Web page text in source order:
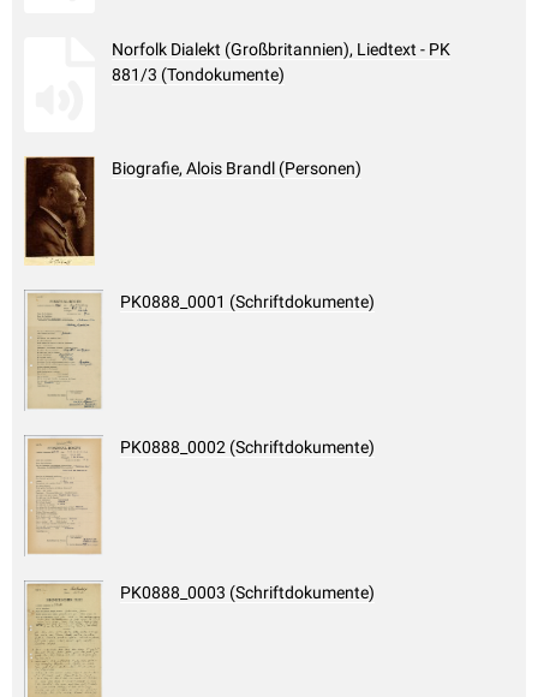
Norfolk Dialekt (Großbritannien), Liedtext - PK
881/3 (Tondokumente)
Biografie, Alois Brandl (Personen)
PK0888_0001 (Schriftdokumente)
PK0888_0002 (Schriftdokumente)
PK0888_0003 (Schriftdokumente)